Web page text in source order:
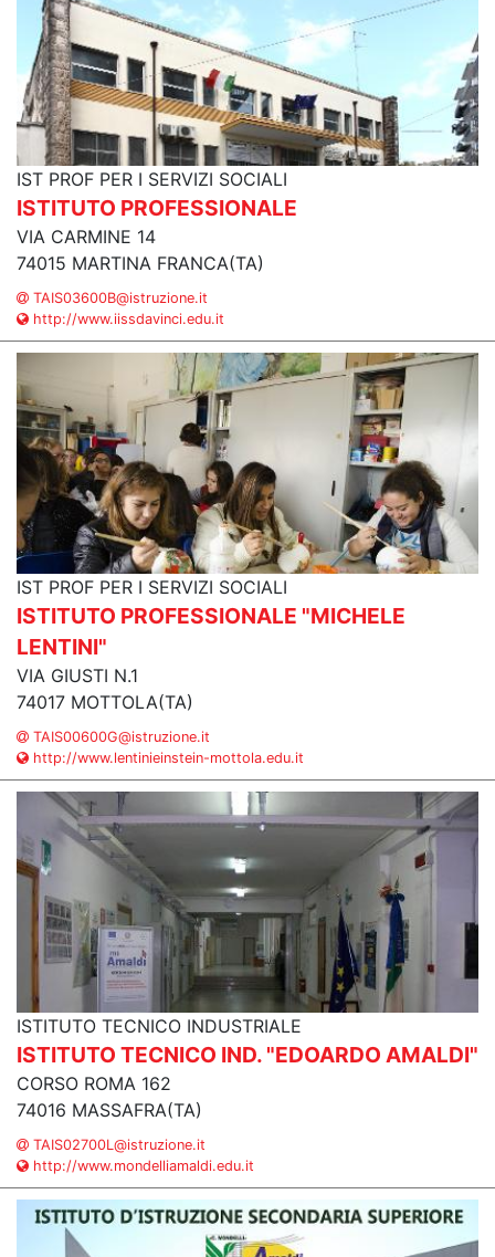
IST PROF PER I SERVIZI SOCIALI
ISTITUTO PROFESSIONALE
VIA CARMINE 14
74015 MARTINA FRANCA(TA)
TAIS03600B@istruzione.it
http://www.iissdavinci.edu.it
IST PROF PER I SERVIZI SOCIALI
ISTITUTO PROFESSIONALE "MICHELE
LENTINI"
VIA GIUSTI N.1
74017 MOTTOLA(TA)
TAIS00600G@istruzione.it
http://www.lentinieinstein-mottola.edu.it
ISTITUTO TECNICO INDUSTRIALE
ISTITUTO TECNICO IND. "EDOARDO AMALDI"
CORSO ROMA 162
74016 MASSAFRA(TA)
TAIS02700L@istruzione.it
http://www.mondelliamaldi.edu.it